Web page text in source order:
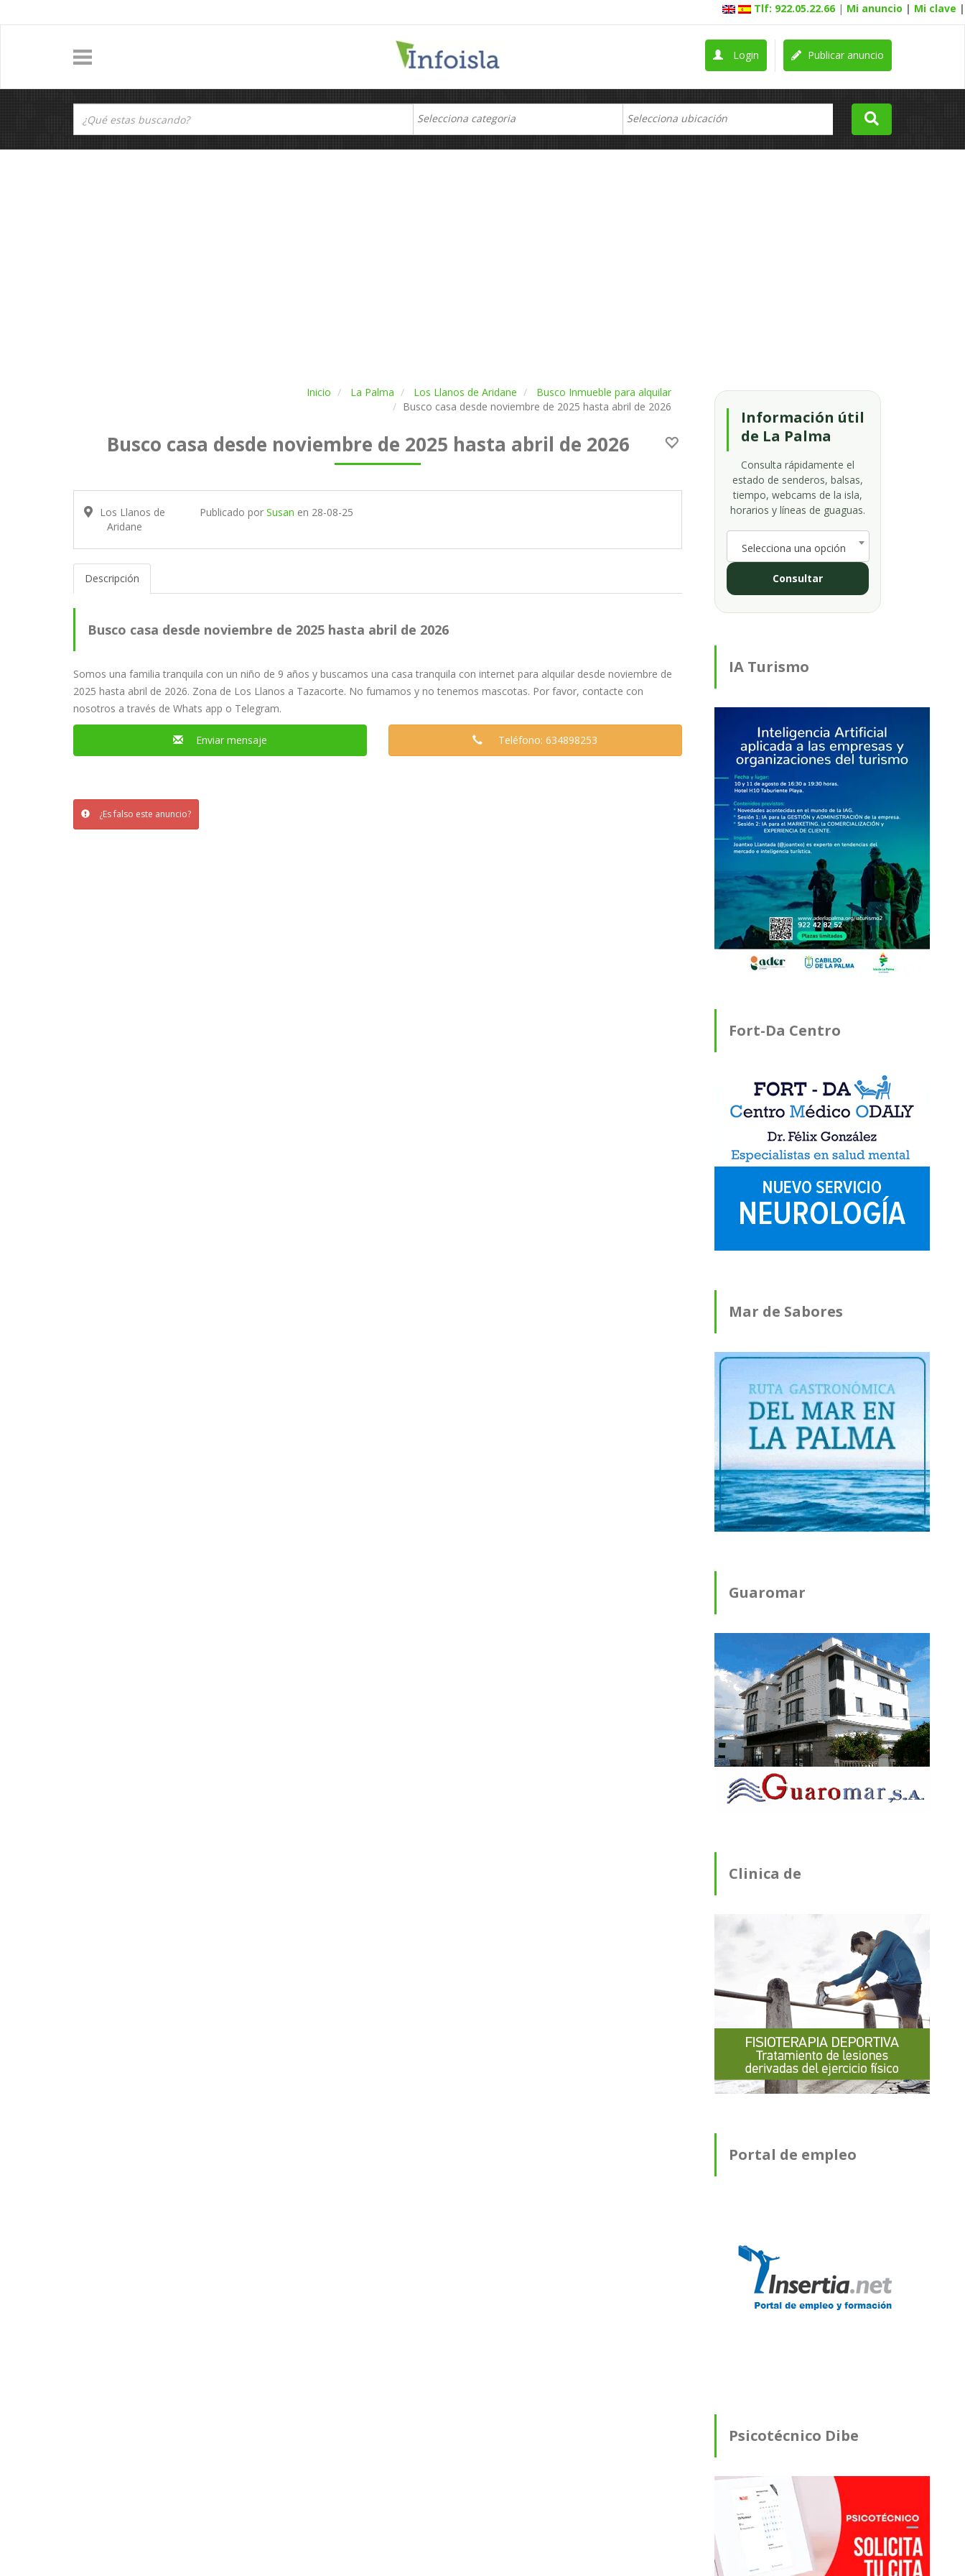
Tlf: 922.05.22.66 | Mi anuncio | Mi clave |
Publicar anuncio
Login
Inicio La Palma Los Llanos de Aridane
Busco Inmueble para alquilar
Busco casa desde noviembre de 2025 hasta abril de 2026
Busco casa desde noviembre de 2025 hasta abril de 2026
Los Llanos de
Aridane
Publicado por Susan en 28-08-25
Descripción
Busco casa desde noviembre de 2025 hasta abril de 2026
Somos una familia tranquila con un niño de 9 años y buscamos una casa tranquila con internet para alquilar desde noviembre de
2025 hasta abril de 2026. Zona de Los Llanos a Tazacorte. No fumamos y no tenemos mascotas. Por favor, contacte con
nosotros a través de Whats app o Telegram.
Enviar mensaje Teléfono: 634898253
¿Es falso este anuncio?
Información útil
de La Palma
Consulta rápidamente el
estado de senderos, balsas,
tiempo, webcams de la isla,
horarios y líneas de guaguas.
Selecciona una opción
Consultar
IA Turismo
Fort-Da Centro
Mar de Sabores
Guaromar
Clinica de
Fisioterapia
Portal de empleo
Psicotécnico Dibe